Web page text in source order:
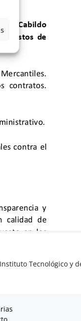
Instituto Tecnológico y